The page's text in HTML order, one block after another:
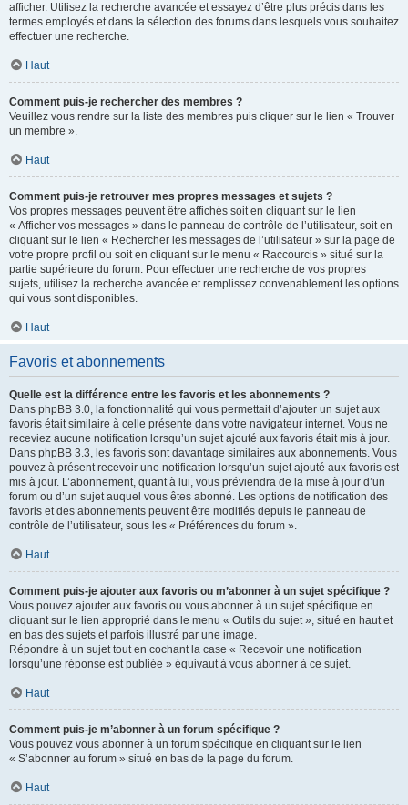
afficher. Utilisez la recherche avancée et essayez d’être plus précis dans les
termes employés et dans la sélection des forums dans lesquels vous souhaitez
effectuer une recherche.
Haut
Comment puis-je rechercher des membres ?
Veuillez vous rendre sur la liste des membres puis cliquer sur le lien « Trouver
un membre ».
Haut
Comment puis-je retrouver mes propres messages et sujets ?
Vos propres messages peuvent être affichés soit en cliquant sur le lien
« Afficher vos messages » dans le panneau de contrôle de l’utilisateur, soit en
cliquant sur le lien « Rechercher les messages de l’utilisateur » sur la page de
votre propre profil ou soit en cliquant sur le menu « Raccourcis » situé sur la
partie supérieure du forum. Pour effectuer une recherche de vos propres
sujets, utilisez la recherche avancée et remplissez convenablement les options
qui vous sont disponibles.
Haut
Favoris et abonnements
Quelle est la différence entre les favoris et les abonnements ?
Dans phpBB 3.0, la fonctionnalité qui vous permettait d’ajouter un sujet aux
favoris était similaire à celle présente dans votre navigateur internet. Vous ne
receviez aucune notification lorsqu’un sujet ajouté aux favoris était mis à jour.
Dans phpBB 3.3, les favoris sont davantage similaires aux abonnements. Vous
pouvez à présent recevoir une notification lorsqu’un sujet ajouté aux favoris est
mis à jour. L’abonnement, quant à lui, vous préviendra de la mise à jour d’un
forum ou d’un sujet auquel vous êtes abonné. Les options de notification des
favoris et des abonnements peuvent être modifiés depuis le panneau de
contrôle de l’utilisateur, sous les « Préférences du forum ».
Haut
Comment puis-je ajouter aux favoris ou m’abonner à un sujet spécifique ?
Vous pouvez ajouter aux favoris ou vous abonner à un sujet spécifique en
cliquant sur le lien approprié dans le menu « Outils du sujet », situé en haut et
en bas des sujets et parfois illustré par une image.
Répondre à un sujet tout en cochant la case « Recevoir une notification
lorsqu’une réponse est publiée » équivaut à vous abonner à ce sujet.
Haut
Comment puis-je m’abonner à un forum spécifique ?
Vous pouvez vous abonner à un forum spécifique en cliquant sur le lien
« S’abonner au forum » situé en bas de la page du forum.
Haut